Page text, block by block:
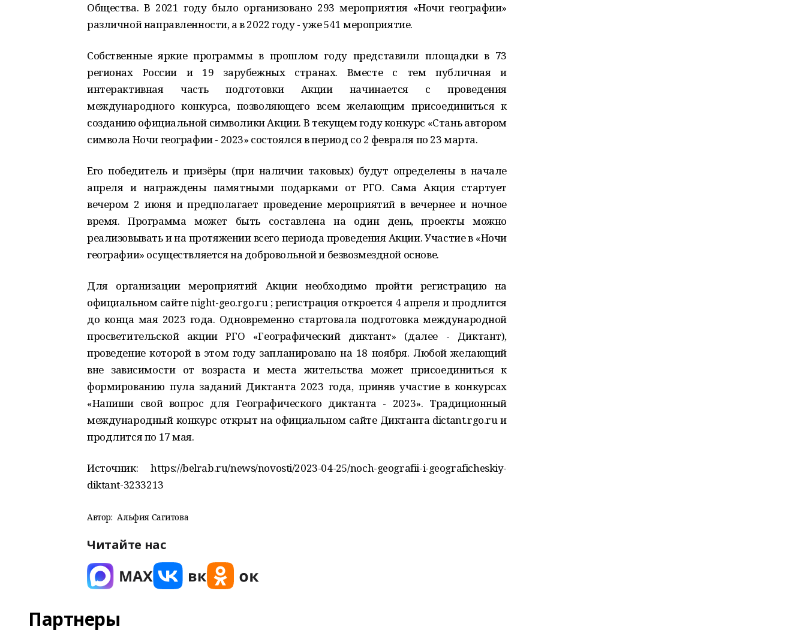
Общества. В 2021 году было организовано 293 мероприятия «Ночи географии»
различной направленности, а в 2022 году - уже 541 мероприятие.
Собственные яркие программы в прошлом году представили площадки в 73
регионах России и 19 зарубежных странах. Вместе с тем публичная и
интерактивная часть подготовки Акции начинается с проведения
международного конкурса, позволяющего всем желающим присоединиться к
созданию официальной символики Акции. В текущем году конкурс «Стань автором
символа Ночи географии - 2023» состоялся в период со 2 февраля по 23 марта.
Его победитель и призёры (при наличии таковых) будут определены в начале
апреля и награждены памятными подарками от РГО. Сама Акция стартует
вечером 2 июня и предполагает проведение мероприятий в вечернее и ночное
время. Программа может быть составлена на один день, проекты можно
реализовывать и на протяжении всего периода проведения Акции. Участие в «Ночи
географии» осуществляется на добровольной и безвозмездной основе.
Для организации мероприятий Акции необходимо пройти регистрацию на
официальном сайте night-geo.rgo.ru ; регистрация откроется 4 апреля и продлится
до конца мая 2023 года. Одновременно стартовала подготовка международной
просветительской акции РГО «Географический диктант» (далее - Диктант),
проведение которой в этом году запланировано на 18 ноября. Любой желающий
вне зависимости от возраста и места жительства может присоединиться к
формированию пула заданий Диктанта 2023 года, приняв участие в конкурсах
«Напиши свой вопрос для Географического диктанта - 2023». Традиционный
международный конкурс открыт на официальном сайте Диктанта dictant.rgo.ru и
продлится по 17 мая.
Источник: https://belrab.ru/news/novosti/2023-04-25/noch-geografii-i-geograficheskiy-
diktant-3233213
Автор: Альфия Сагитова
Читайте нас
Партнеры